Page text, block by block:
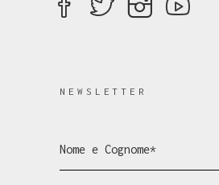
NEWSLETTER